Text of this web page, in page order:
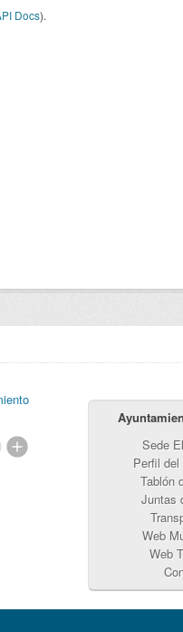
Docs).
Sede
Perfil
Tablón
Juntas
Web
Web